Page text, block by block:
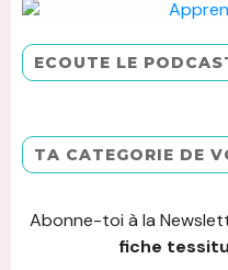
ECOUTE LE
TA CATEGORIE DE
Abonne-toi à la
fiche